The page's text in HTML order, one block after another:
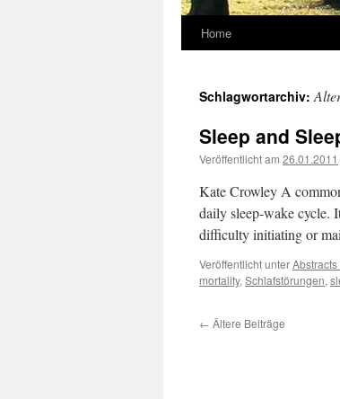
Home
Schlagwortarchiv:
Sleep and
Veröffentlicht am 26.01.2011
Kate Crowley A
daily sleep-wake cycle.
difficulty initiating or
Veröffentlicht unter
mortality, Schlafstörungen,
← Ältere Beiträge